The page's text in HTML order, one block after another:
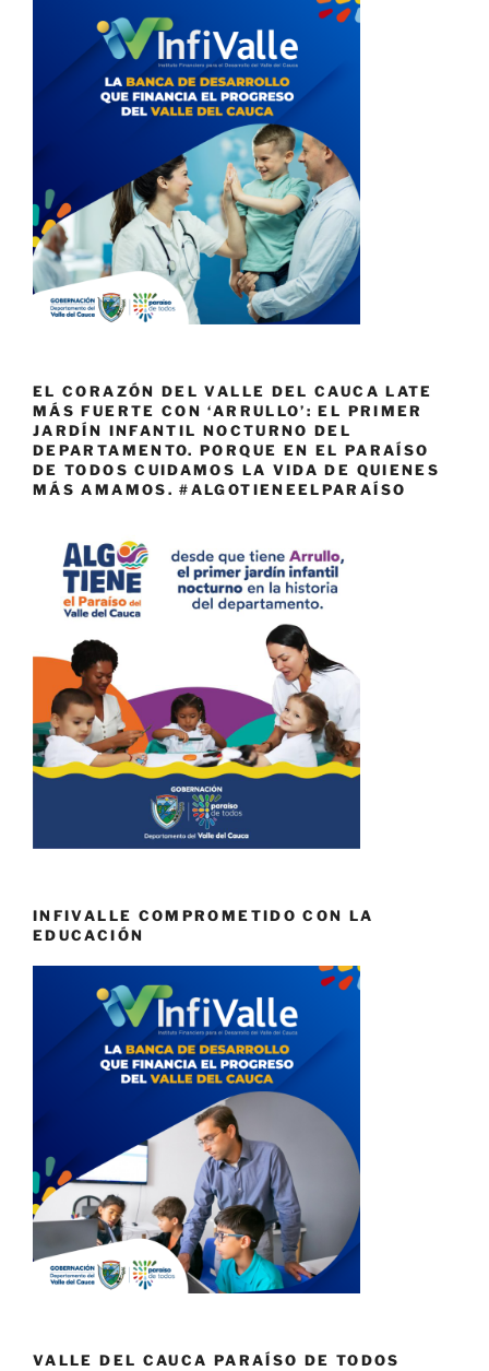
EL CORAZÓN DEL VALLE DEL CAUCA LATE
MÁS FUERTE CON ‘ARRULLO’: EL PRIMER
JARDÍN INFANTIL NOCTURNO DEL
DEPARTAMENTO. PORQUE EN EL PARAÍSO
DE TODOS CUIDAMOS LA VIDA DE QUIENES
MÁS AMAMOS. #ALGOTIENEELPARAÍSO
INFIVALLE COMPROMETIDO CON LA
EDUCACIÓN
VALLE DEL CAUCA PARAÍSO DE TODOS